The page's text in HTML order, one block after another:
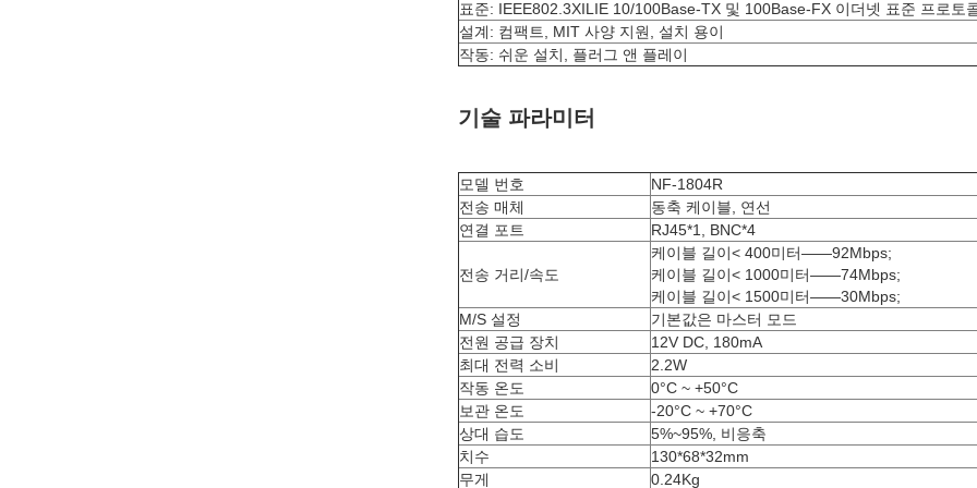
표준: IEEE802.3XILIE 10/100Base-TX 및 100Base-FX 이더넷 표준 프로토
설계: 컴팩트, MIT 사양 지원, 설치 용이
작동: 쉬운 설치, 플러그 앤 플레이
기술 파라미터
모델 번호
NF-1804R
전송 매체
동축 케이블, 연선
연결 포트
RJ45*1, BNC*4
전송 거리/속도
케이블 길이< 400미터——92Mbps;
케이블 길이< 1000미터——74Mbps;
케이블 길이< 1500미터——30Mbps;
M/S 설정
기본값은 마스터 모드
전원 공급 장치
12V DC, 180mA
최대 전력 소비
2.2W
작동 온도
0°C ~ +50°C
보관 온도
-20°C ~ +70°C
상대 습도
5%~95%, 비응축
치수
130*68*32mm
무게
0.24Kg